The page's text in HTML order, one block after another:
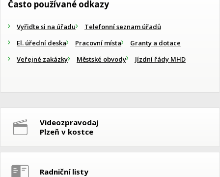
Často používané odkazy
Vyřiďte si na úřadu
Telefonní seznam úřadů
El. úřední deska
Pracovní místa
Granty a dotace
Veřejné zakázky
Městské obvody Jízdní řády MHD
Videozpravodaj
Plzeň v kostce
Radniční listy